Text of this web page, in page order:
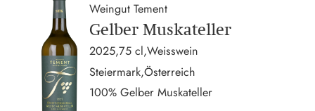
Weingut Tement
Gelber Muskateller
Weisswein
2025,75 cl,
Österreich
Steiermark,
100% Gelber Muskateller